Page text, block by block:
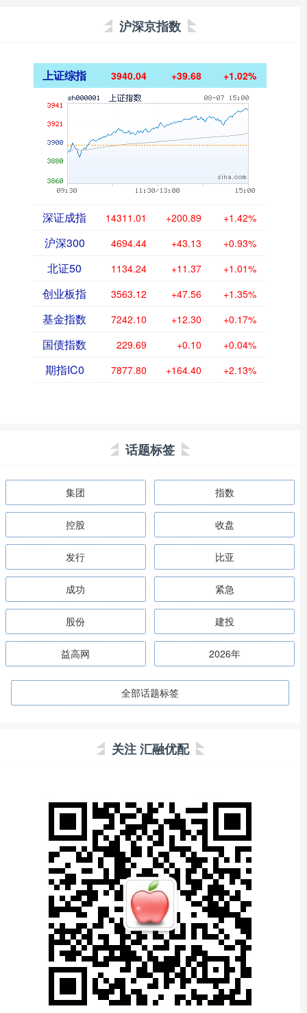
沪深京指数
上证综指 3940.04 +39.68 +1.02%
深证成指 14311.01 +200.89 +1.42%
沪深300 4694.44 +43.13 +0.93%
北证50 1134.24 +11.37 +1.01%
创业板指 3563.12 +47.56 +1.35%
基金指数 7242.10 +12.30 +0.17%
国债指数 229.69 +0.10 +0.04%
期指IC0 7877.80 +164.40 +2.13%
话题标签
集团 指数
控股 收盘
发行 比亚
成功 紧急
股份 建投
益高网 2026年
全部话题标签
关注 汇融优配